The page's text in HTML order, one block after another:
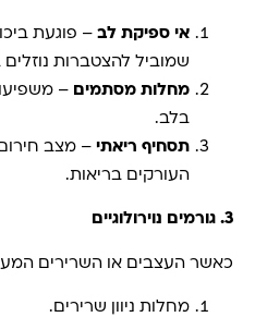
אי ספיקת לב – פוגעת
שמוביל להצטברות נוזלים
מחלות מסתמים –
בלב.
תסחיף ריאתי – מצב
העורקים בריאות.
3. גורמים נוירולוגיים
כאשר העצבים או השרירים
מחלות ניוון שרירים.